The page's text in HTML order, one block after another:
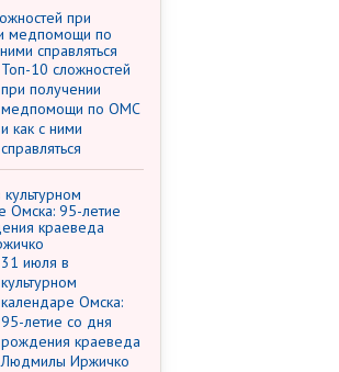
Топ-10 сложностей
при получении
медпомощи по ОМС
и как с ними
справляться
31 июля в
культурном
календаре Омска:
95-летие со дня
рождения краеведа
Людмилы Иржичко